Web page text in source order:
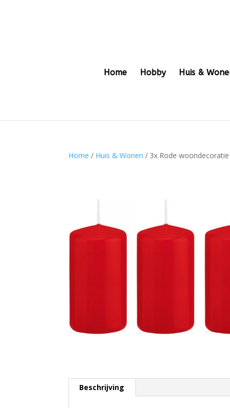
Home Hobby Huis &
Home / Huis & Wonen / 3x Rode
Beschrijving